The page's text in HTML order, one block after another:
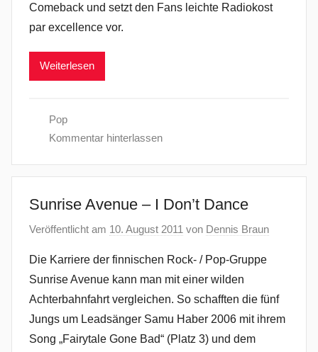
Comeback und setzt den Fans leichte Radiokost
par excellence vor.
Weiterlesen
Pop
Kommentar hinterlassen
Sunrise Avenue – I Don’t Dance
Veröffentlicht am 10. August 2011 von Dennis Braun
Die Karriere der finnischen Rock- / Pop-Gruppe
Sunrise Avenue kann man mit einer wilden
Achterbahnfahrt vergleichen. So schafften die fünf
Jungs um Leadsänger Samu Haber 2006 mit ihrem
Song „Fairytale Gone Bad“ (Platz 3) und dem